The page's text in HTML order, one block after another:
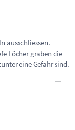
ausschliessen.
Löcher graben die
eine Gefahr sind.